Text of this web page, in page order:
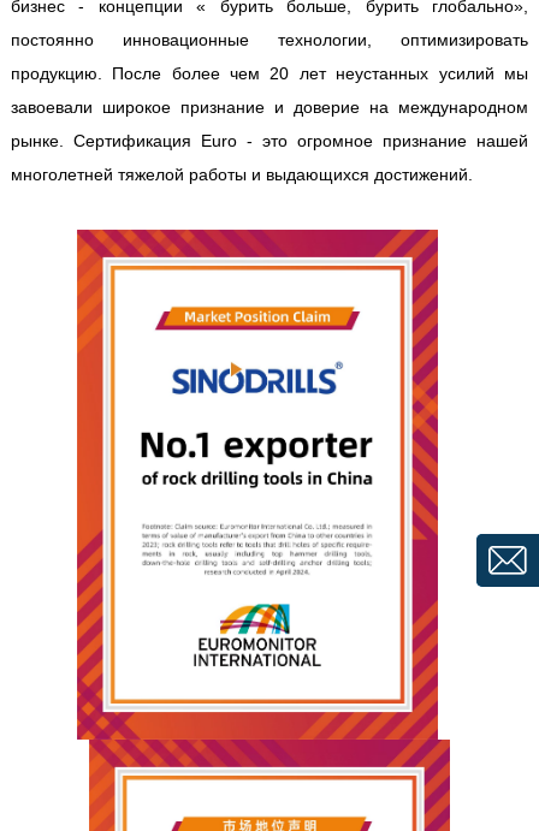
бизнес - концепции « бурить больше, бурить глобально»,
постоянно инновационные технологии, оптимизировать
продукцию. После более чем 20 лет неустанных усилий мы
завоевали широкое признание и доверие на международном
рынке. Сертификация Euro - это огромное признание нашей
многолетней тяжелой работы и выдающихся достижений.